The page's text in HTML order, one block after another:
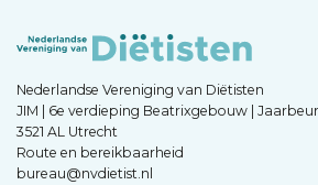
Nederlandse Vereniging van Diëtisten
JIM | 6e verdieping Beatrixgebouw |
3521 AL Utrecht
Route en bereikbaarheid
bureau@nvdietist.nl